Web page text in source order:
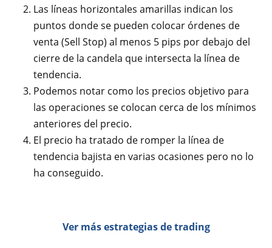
Las líneas horizontales amarillas indican los
puntos donde se pueden colocar órdenes de
venta (Sell Stop) al menos 5 pips por debajo del
cierre de la candela que intersecta la línea de
tendencia.
Podemos notar como los precios objetivo para
las operaciones se colocan cerca de los mínimos
anteriores del precio.
El precio ha tratado de romper la línea de
tendencia bajista en varias ocasiones pero no lo
ha conseguido.
Ver más estrategias de trading